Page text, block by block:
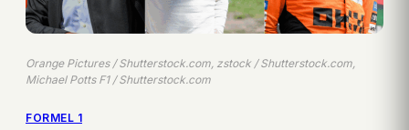
Orange Pictures / Shutterstock.com, zstock / Shutterstock.com,
Michael Potts F1 / Shutterstock.com
FORMEL 1